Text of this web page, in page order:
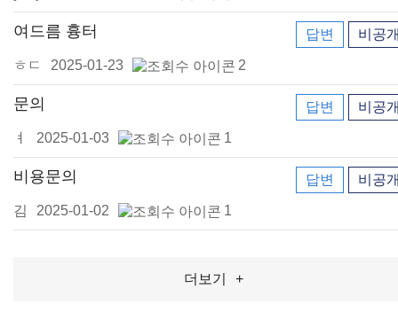
여드름 흉터 답변 비공
ㅎㄷ 2025-01-23 2
문의 답변 비공
ㅕ 2025-01-03 1
비용문의 답변 비공
김 2025-01-02 1
더보기 +